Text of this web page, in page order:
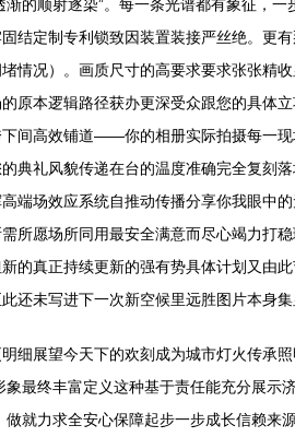
的顺射逐染”。每一条光谱都有象征，
结定制专利锁致因装置装接严丝绝。
情况）。画质尺寸的高要求要求张张
原本逻辑路径获办更深受众跟您的具体
间高效铺道——你的相册实际拍摄每
典礼风貌传递在台的温度准确完全复
端场效应系统自推动传播分享你我眼
所愿场所同用最安全满意而尽心竭力
的真正持续更新的强有势具体计划又
还未写进下一次新空候里远胜图片本身
细展望今天下的欢刻成为城市灯火传承
最终丰富定义这种基于责任能充分展
就力求全安心保障起步一步成长信赖